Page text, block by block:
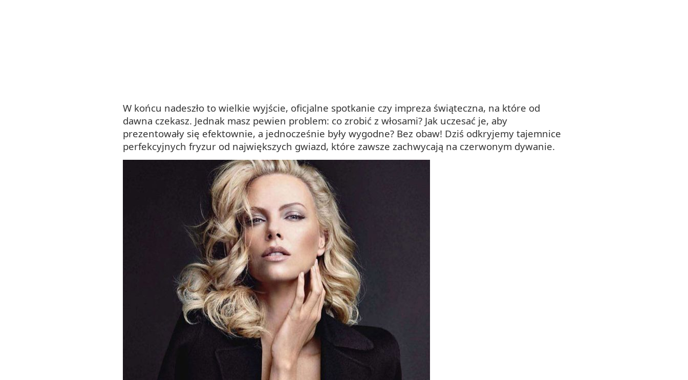
W końcu nadeszło to wielkie wyjście, oficjalne spotkanie czy impreza świąteczna, na które od
dawna czekasz. Jednak masz pewien problem: co zrobić z włosami? Jak uczesać je, aby
prezentowały się efektownie, a jednocześnie były wygodne? Bez obaw! Dziś odkryjemy tajemnice
perfekcyjnych fryzur od największych gwiazd, które zawsze zachwycają na czerwonym dywanie.